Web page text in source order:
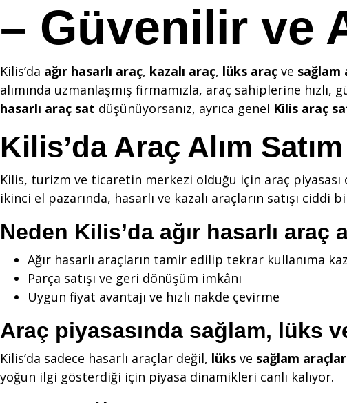
– Güvenilir ve
Kilis’da ağır hasarlı araç, kazalı araç, lüks araç ve sağlam
alımında uzmanlaşmış firmamızla, araç sahiplerine
hasarlı araç sat düşünüyorsanız, ayrıca genel Kilis araç
Kilis’da Araç Alım
Kilis, turizm ve ticaretin merkezi olduğu için araç piyasası
ikinci el pazarında, hasarlı ve kazalı araçların satışı
Neden Kilis’da ağır hasarlı araç
Ağır hasarlı araçların tamir edilip tekrar kullanıma
Parça satışı ve geri dönüşüm imkânı
Uygun fiyat avantajı ve hızlı nakde çevirme
Araç piyasasında sağlam, lüks
Kilis’da sadece hasarlı araçlar değil, lüks ve sağlam
yoğun ilgi gösterdiği için piyasa dinamikleri canlı kalıyor.